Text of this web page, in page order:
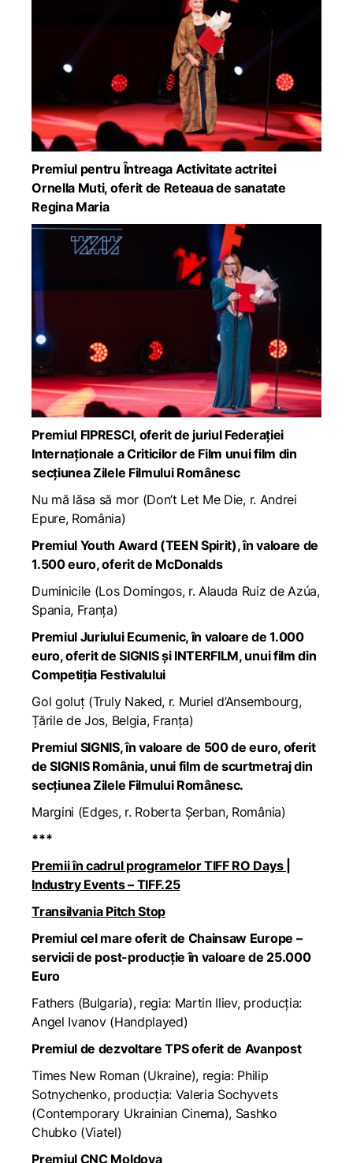
Premiul pentru Întreaga Activitate actritei
Ornella Muti, oferit de Reteaua de sanatate
Regina Maria
Premiul FIPRESCI, oferit de juriul Federației
Internaționale a Criticilor de Film unui film din
secțiunea Zilele Filmului Românesc
Nu mă lăsa să mor(Don’t Let Me Die, r. Andrei
Epure, România)
Premiul Youth Award (TEEN Spirit), în valoare de
1.500 euro, oferit de McDonalds
Duminicile (Los Domingos, r. Alauda Ruiz de Azúa,
Spania, Franța)
Premiul Juriului Ecumenic, în valoare de 1.000
euro, oferit de SIGNIS și INTERFILM, unui film din
Competiția Festivalului
Gol goluț (Truly Naked, r. Muriel d’Ansembourg,
Țările de Jos, Belgia, Franța)
Premiul SIGNIS, în valoare de 500 de euro, oferit
de SIGNIS România, unui film de scurtmetraj din
secțiunea Zilele Filmului Românesc.
Margini (Edges, r. Roberta Șerban, România)
***
Premii în cadrul programelor TIFF RO Days |
Industry Events – TIFF.25
Transilvania Pitch Stop
Premiul cel mare oferit de Chainsaw Europe –
servicii de post-producție în valoare de 25.000
Euro
Fathers (Bulgaria), regia: Martin Iliev, producția:
Angel Ivanov (Handplayed)
Premiul de dezvoltare TPS oferit de Avanpost
Times New Roman (Ukraine), regia: Philip
Sotnychenko, producția: Valeria Sochyvets
(Contemporary Ukrainian Cinema), Sashko
Chubko (Viatel)
Premiul CNC Moldova